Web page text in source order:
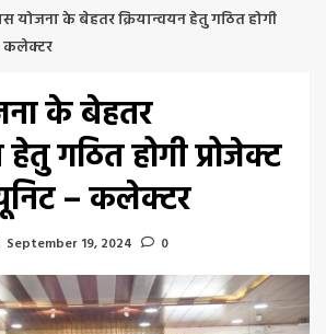
योजना के बेहतर क्रियान्वयन हेतु गठित होगी
कलेक्टर
के बेहतर
हेतु गठित होगी प्रोजेक्ट
– कलेक्टर
September 19, 2024 0